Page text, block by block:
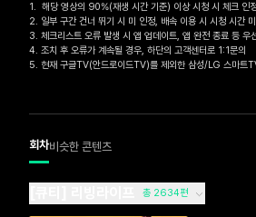
1.  해당 영상의 90%(재생 시간 기준) 이상 시청 시 체크 인
2. 일부 구간 건너 뛰기 시 미 인정, 배속 이용 시 시청 시간
3. 체크리스트 오류 발생 시 앱 업데이트, 앱 완전 종료 등 우
4. 조치 후 오류가 계속될 경우, 하단의 고객센터로 1:1문의
5. 현재 구글TV(안드로이드TV)를 제외한 삼성/LG 스마트
회차비슷한 콘텐츠
총 2634편